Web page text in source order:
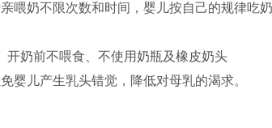
喂奶不限次数和时间，婴儿按自己的规律吃
开奶前不喂食、不使用奶瓶及橡皮奶头
免婴儿产生乳头错觉，降低对母乳的渴求。